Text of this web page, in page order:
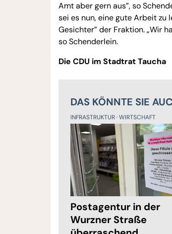
Amt aber gern aus”, so
sei es nun, eine gute Arbeit zu
Gesichter” der Fraktion. „Wir
so Schenderlein.
Die CDU im Stadtrat Taucha
DAS KÖNNTE SIE
INFRASTRUKTUR WIRTSCHAFT
Postagentur in der
Wurzner Straße